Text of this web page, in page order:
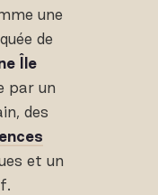
une
de
Île
par un
des
et un